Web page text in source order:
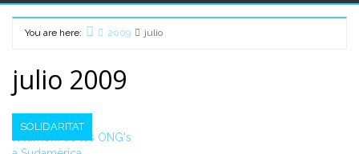
You are here: Home
2009 julio
julio 2009
SOLIDARITAT